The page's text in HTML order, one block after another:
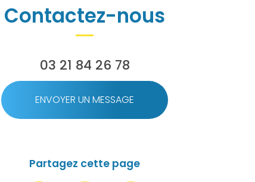
Contactez-nous
03 21 84 26 78
ENVOYER UN MESSAGE
Partagez cette page